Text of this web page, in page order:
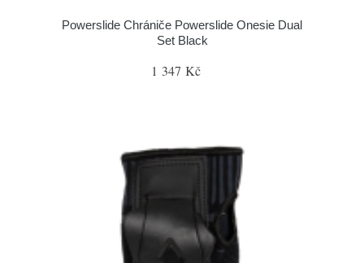
Powerslide Chrániče Powerslide Onesie Dual
Set Black
1 347 Kč